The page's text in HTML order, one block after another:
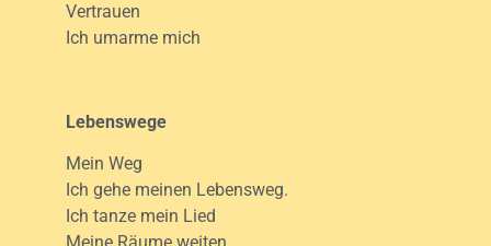
Vertrauen
Ich umarme mich
Lebenswege
Mein Weg
Ich gehe meinen Lebensweg.
Ich tanze mein Lied